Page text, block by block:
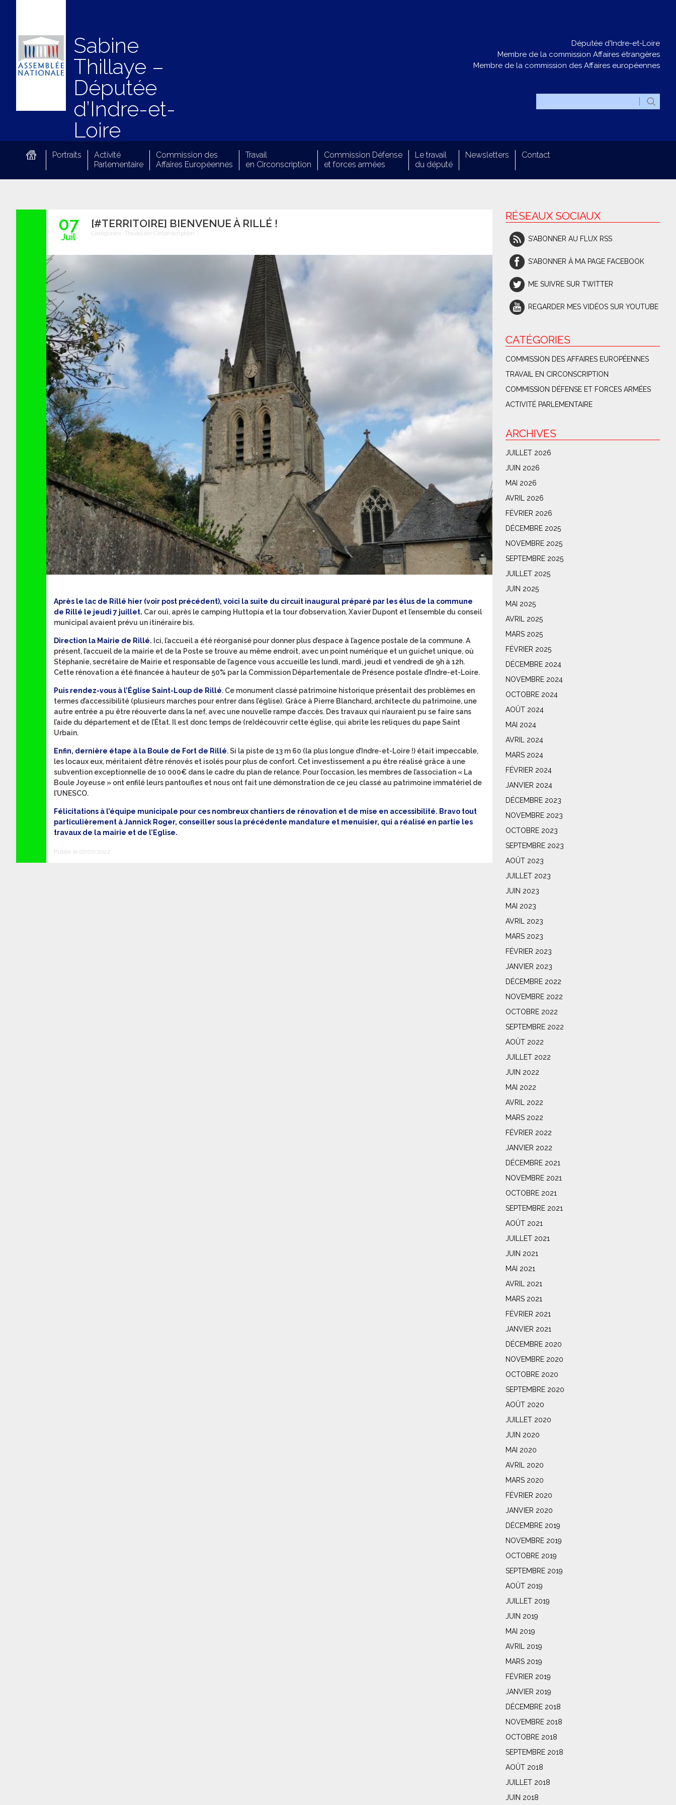
Sabine
Thillaye –
Députée
d’Indre-et-
Loire
Députée d'Indre-et-Loire
Membre de la commission Affaires étrangères
Membre de la commission des Affaires européennes
Portraits
Activité
Parlementaire
Commission des
Affaires Européennes
Travail
en Circonscription
Commission Défense
et forces armées
Le travail
du député
Newsletters Contact
07
Juil
[#TERRITOIRE] BIENVENUE À RILLÉ !
Catégories : Travail en Circonscription
Après le lac de Rillé hier (voir post précédent), voici la suite du circuit inaugural préparé par les élus de la commune
de Rillé le jeudi 7 juillet. Car oui, après le camping Huttopia et la tour d’observation, Xavier Dupont et l’ensemble du conseil
municipal avaient prévu un itinéraire bis.
Direction la Mairie de Rillé. Ici, l’accueil a été réorganisé pour donner plus d’espace à l’agence postale de la commune. A
présent, l’accueil de la mairie et de la Poste se trouve au même endroit, avec un point numérique et un guichet unique, où
Stéphanie, secrétaire de Mairie et responsable de l’agence vous accueille les lundi, mardi, jeudi et vendredi de 9h à 12h.
Cette rénovation a été financée à hauteur de 50% par la Commission Départementale de Présence postale d’Indre-et-Loire.
Puis rendez-vous à l’Église Saint-Loup de Rillé. Ce monument classé patrimoine historique présentait des problèmes en
termes d’accessibilité (plusieurs marches pour entrer dans l’église). Grâce à Pierre Blanchard, architecte du patrimoine, une
autre entrée a pu être réouverte dans la nef, avec une nouvelle rampe d’accès. Des travaux qui n’auraient pu se faire sans
l’aide du département et de l’État. Il est donc temps de (re)découvrir cette église, qui abrite les reliques du pape Saint
Urbain.
Enfin, dernière étape à la Boule de Fort de Rillé. Si la piste de 13 m 60 (la plus longue d’Indre-et-Loire !) était impeccable,
les locaux eux, méritaient d’être rénovés et isolés pour plus de confort. Cet investissement a pu être réalisé grâce à une
subvention exceptionnelle de 10 000€ dans le cadre du plan de relance. Pour l’occasion, les membres de l’association « La
Boule Joyeuse » ont enfilé leurs pantoufles et nous ont fait une démonstration de ce jeu classé au patrimoine immatériel de
l’UNESCO.
Félicitations à l’équipe municipale pour ces nombreux chantiers de rénovation et de mise en accessibilité. Bravo tout
particulièrement à Jannick Roger, conseiller sous la précédente mandature et menuisier, qui a réalisé en partie les
travaux de la mairie et de l’Eglise.
Publié le 07/07/2022
RÉSEAUX SOCIAUX
S'ABONNER AU FLUX RSS
S'ABONNER À MA PAGE FACEBOOK
ME SUIVRE SUR TWITTER
REGARDER MES VIDÉOS SUR YOUTUBE
CATÉGORIES
COMMISSION DES AFFAIRES EUROPÉENNES
TRAVAIL EN CIRCONSCRIPTION
COMMISSION DÉFENSE ET FORCES ARMÉES
ACTIVITÉ PARLEMENTAIRE
ARCHIVES
JUILLET 2026
JUIN 2026
MAI 2026
AVRIL 2026
FÉVRIER 2026
DÉCEMBRE 2025
NOVEMBRE 2025
SEPTEMBRE 2025
JUILLET 2025
JUIN 2025
MAI 2025
AVRIL 2025
MARS 2025
FÉVRIER 2025
DÉCEMBRE 2024
NOVEMBRE 2024
OCTOBRE 2024
AOÛT 2024
MAI 2024
AVRIL 2024
MARS 2024
FÉVRIER 2024
JANVIER 2024
DÉCEMBRE 2023
NOVEMBRE 2023
OCTOBRE 2023
SEPTEMBRE 2023
AOÛT 2023
JUILLET 2023
JUIN 2023
MAI 2023
AVRIL 2023
MARS 2023
FÉVRIER 2023
JANVIER 2023
DÉCEMBRE 2022
NOVEMBRE 2022
OCTOBRE 2022
SEPTEMBRE 2022
AOÛT 2022
JUILLET 2022
JUIN 2022
MAI 2022
AVRIL 2022
MARS 2022
FÉVRIER 2022
JANVIER 2022
DÉCEMBRE 2021
NOVEMBRE 2021
OCTOBRE 2021
SEPTEMBRE 2021
AOÛT 2021
JUILLET 2021
JUIN 2021
MAI 2021
AVRIL 2021
MARS 2021
FÉVRIER 2021
JANVIER 2021
DÉCEMBRE 2020
NOVEMBRE 2020
OCTOBRE 2020
SEPTEMBRE 2020
AOÛT 2020
JUILLET 2020
JUIN 2020
MAI 2020
AVRIL 2020
MARS 2020
FÉVRIER 2020
JANVIER 2020
DÉCEMBRE 2019
NOVEMBRE 2019
OCTOBRE 2019
SEPTEMBRE 2019
AOÛT 2019
JUILLET 2019
JUIN 2019
MAI 2019
AVRIL 2019
MARS 2019
FÉVRIER 2019
JANVIER 2019
DÉCEMBRE 2018
NOVEMBRE 2018
OCTOBRE 2018
SEPTEMBRE 2018
AOÛT 2018
JUILLET 2018
JUIN 2018